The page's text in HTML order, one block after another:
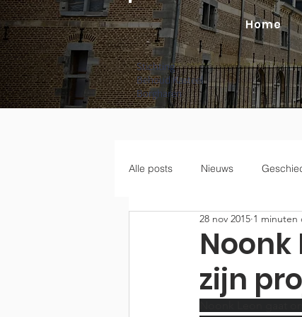
Stichting
Behoud Kasteel
Borgharen
Home
Alle posts Nieuws
zijn
28 nov 2015 1 minuten